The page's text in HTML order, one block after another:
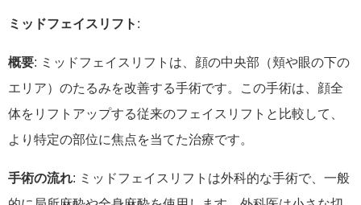
ミッドフェイスリフト :
概要: ミッドフェイスリフトは、顔の中央部（頬や眼の下の
エリア）のたるみを改善する手術です。この手術は、顔全
体をリフトアップする従来のフェイスリフトと比較して、
より特定の部位に焦点を当てた治療です。
手術の流れ: ミッドフェイスリフトは外科的な手術で、一般